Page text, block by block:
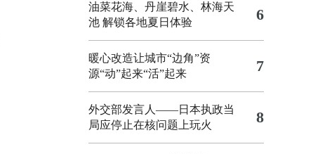
油菜花海、丹崖碧水、林海天
池 解锁各地夏日体验
6
暖心改造让城市“边角”资
源“动”起来“活”起来
7
外交部发言人——日本执政当
局应停止在核问题上玩火
8